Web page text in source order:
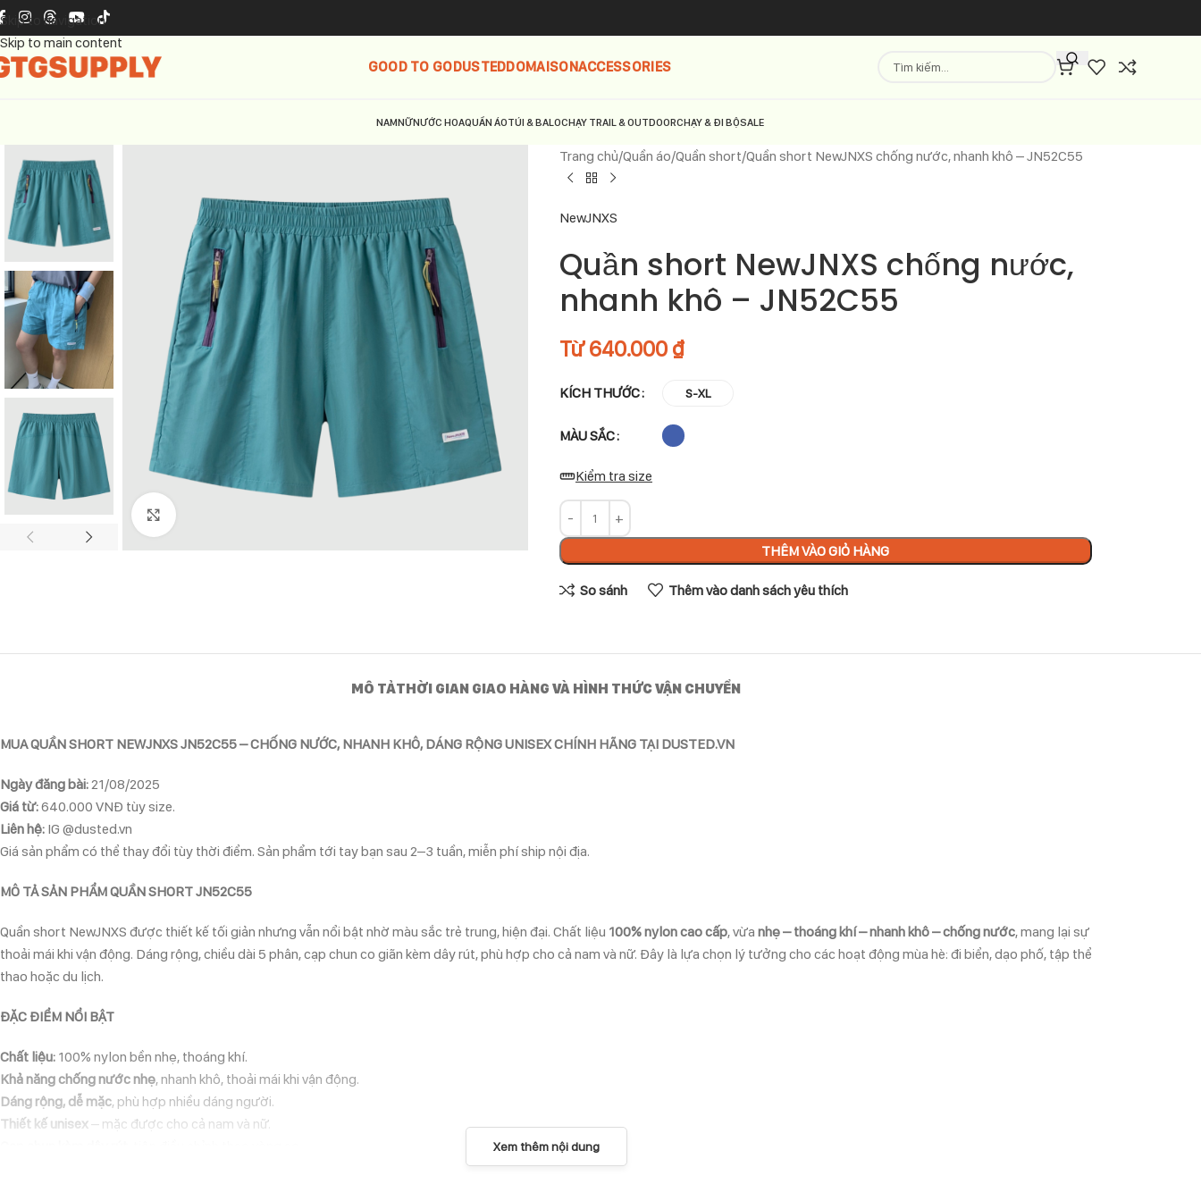
Skip to navigation
Skip to main content
GOOD TO GODUSTEDDOMAISONACCESSORIES
NAMNỮNƯỚC HOAQUẦN ÁOTÚI & BALOCHẠY TRAIL & OUTDOORCHẠY & ĐI BỘSALE
Trang chủ Quần áo Quần short Quần short NewJNXS chống nước, nhanh khô – JN52C55
NewJNXS
Quần short NewJNXS chống nước,
nhanh khô – JN52C55
Từ640.000 ₫
KÍCH THƯỚC S-XL
MÀU SẮC
Kiểm tra size
THÊM VÀO GIỎ HÀNG
So sánh Thêm vào danh sách yêu thích
MÔ TẢTHỜI GIAN GIAO HÀNG VÀ HÌNH THỨC VẬN CHUYỂN
MUA QUẦN SHORT NEWJNXS JN52C55 – CHỐNG NƯỚC, NHANH KHÔ, DÁNG RỘNG UNISEX CHÍNH HÃNG TẠI DUSTED.VN
Ngày đăng bài: 21/08/2025
Giá từ:640.000 VNĐ tùy size.
Liên hệ: IG @dusted.vn
Giá sản phẩm có thể thay đổi tùy thời điểm. Sản phẩm tới tay bạn sau 2–3 tuần, miễn phí ship nội địa.
MÔ TẢ SẢN PHẨM QUẦN SHORT JN52C55
Quần short NewJNXS được thiết kế tối giản nhưng vẫn nổi bật nhờ màu sắc trẻ trung, hiện đại. Chất liệu 100% nylon cao cấp, vừa nhẹ – thoáng khí – nhanh khô – chống nước, mang lại sự
thoải mái khi vận động. Dáng rộng, chiều dài 5 phân, cạp chun co giãn kèm dây rút, phù hợp cho cả nam và nữ. Đây là lựa chọn lý tưởng cho các hoạt động mùa hè: đi biển, dạo phố, tập thể
thao hoặc du lịch.
ĐẶC ĐIỂM NỔI BẬT
Chất liệu: 100% nylon bền nhẹ, thoáng khí.
Khả năng chống nước nhẹ, nhanh khô, thoải mái khi vận động.
Dáng rộng, dễ mặc, phù hợp nhiều dáng người.
Thiết kế unisex – mặc được cho cả nam và nữ.
Xem thêm nội dung